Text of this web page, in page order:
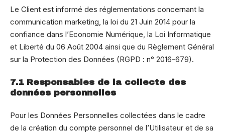
Le Client est informé des réglementations concernant la
communication marketing, la loi du 21 Juin 2014 pour la
confiance dans l’Economie Numérique, la Loi Informatique
et Liberté du 06 Août 2004 ainsi que du Règlement Général
sur la Protection des Données (RGPD : n° 2016-679).
7.1 Responsables de la collecte des
données personnelles
Pour les Données Personnelles collectées dans le cadre
de la création du compte personnel de l’Utilisateur et de sa